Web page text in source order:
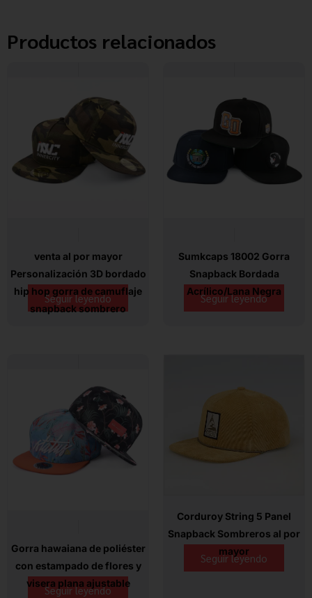
Productos relacionados
venta al por mayor
Personalización 3D bordado
hip hop gorra de camuflaje
snapback sombrero
Seguir leyendo
Sumkcaps 18002 Gorra
Snapback Bordada
Acrílico/Lana Negra
Seguir leyendo
Gorra hawaiana de poliéster
con estampado de flores y
visera plana ajustable
Seguir leyendo
Corduroy String 5 Panel
Snapback Sombreros al por
mayor
Seguir leyendo